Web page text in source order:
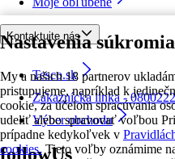
Nastavenia súkromia
My a našich 18 partnerov
pristupujeme, napríklad k
cookie, za účelom spracúvania
udeliť alebo spravovať voľbou
prípadne kedykoľvek v
cookies. Tieto voľby oznámime
Kontaktujte nás
Tesco.sk
Zákaznícka linka -
Výber obchodu
followUs